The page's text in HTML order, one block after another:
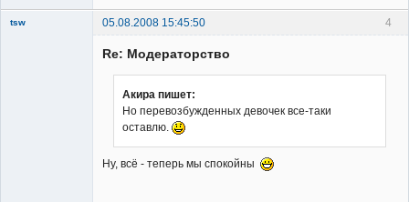
4
tsw
05.08.2008 15:45:50
Re: Модераторство
Акира пишет:
Но перевозбужденных девочек все-таки
оставлю.
Ну, всё - теперь мы спокойны